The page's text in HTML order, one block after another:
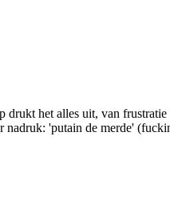
het alles uit, van
nadruk: 'putain de merde'